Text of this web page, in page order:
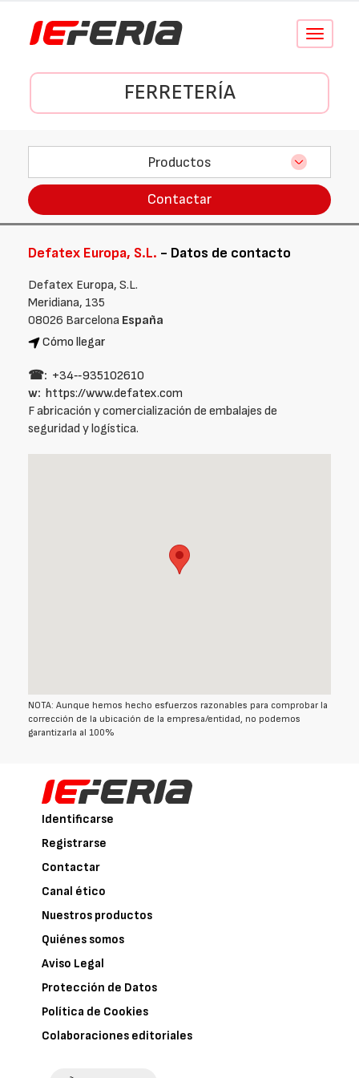
Conmutar
FERRETERÍA
Productos
Contactar
Defatex Europa, S.L. - Datos de contacto
Defatex Europa, S.L.
Meridiana, 135
08026 Barcelona España
Cómo llegar
☎: +34‑‑935102610
w: https://www.defatex.com
F abricación y comercialización de embalajes de
seguridad y logística.
NOTA: Aunque hemos hecho esfuerzos razonables para comprobar la
corrección de la ubicación de la empresa/entidad, no podemos
garantizarla al 100%
Identificarse
Registrarse
Contactar
Canal ético
Nuestros productos
Quiénes somos
Aviso Legal
Protección de Datos
Política de Cookies
Colaboraciones editoriales